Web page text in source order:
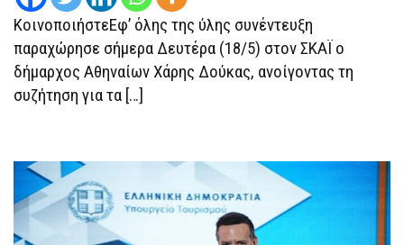
ΔΟΎΚΑΣ
ΚοινοποιήστεΕφ’ όλης της ύλης συνέντευξη
παραχώρησε σήμερα Δευτέρα (18/5) στον ΣΚΑΪ ο
δήμαρχος Αθηναίων Χάρης Δούκας, ανοίγοντας τη
συζήτηση για τα […]